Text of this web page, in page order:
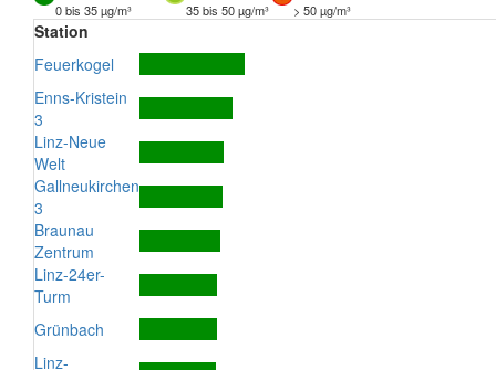
0 bis 35 µg/m³
35 bis 50 µg/m³ > 50 µg/m³
Station
Feuerkogel
Enns-Kristein
3
Linz-Neue
Welt
Gallneukirchen
3
Braunau
Zentrum
Linz-24er-
Turm
Grünbach
Linz-